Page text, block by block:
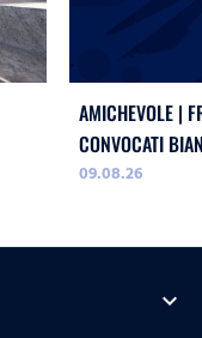
AMICHEVOLE |
CONVOCATI
09.08.26
expand_more